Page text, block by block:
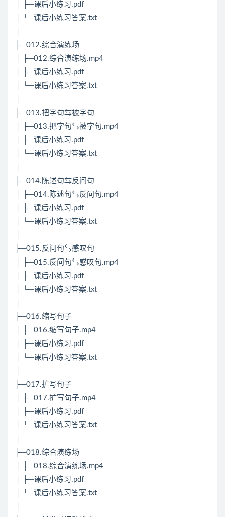
│ ├─课后小练习.pdf
│ └─课后小练习答案.txt
├─012.综合演练场
│ ├─012.综合演练场.mp4
│ ├─课后小练习.pdf
│ └─课后小练习答案.txt
├─013.把字句⇆被字句
│ ├─013.把字句⇆被字句.mp4
│ ├─课后小练习.pdf
│ └─课后小练习答案.txt
├─014.陈述句⇆反问句
│ ├─014.陈述句⇆反问句.mp4
│ ├─课后小练习.pdf
│ └─课后小练习答案.txt
├─015.反问句⇆感叹句
│ ├─015.反问句⇆感叹句.mp4
│ ├─课后小练习.pdf
│ └─课后小练习答案.txt
├─016.缩写句子
│ ├─016.缩写句子.mp4
│ ├─课后小练习.pdf
│ └─课后小练习答案.txt
├─017.扩写句子
│ ├─017.扩写句子.mp4
│ ├─课后小练习.pdf
│ └─课后小练习答案.txt
├─018.综合演练场
│ ├─018.综合演练场.mp4
│ ├─课后小练习.pdf
│ └─课后小练习答案.txt